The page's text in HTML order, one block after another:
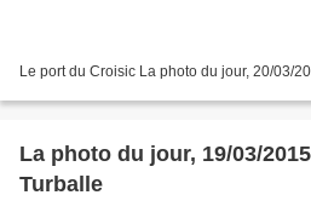
Le port du Croisic La photo du jour, 20/03/
La photo du jour, 19/03/
Turballe